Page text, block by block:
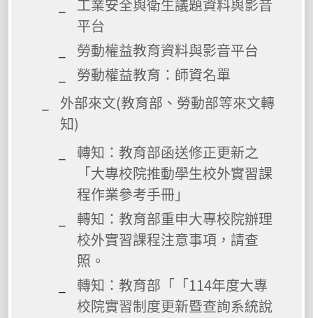
工業安全與衛生議題資料與影音
平台
勞動權益教育資料與影音平台
勞動權益教育：師資名單
外部來文(教育部、勞動部等來文轉
知)
轉知：教育部函送修正更新之
「大專校院推動學生校外實習課
程作業參考手冊」
轉知：教育部重申大專校院辦理
校外實習課程注意事項，請查
照。
轉知：教育部「「114年度大專
校院實習制度更新暨查詢系統說